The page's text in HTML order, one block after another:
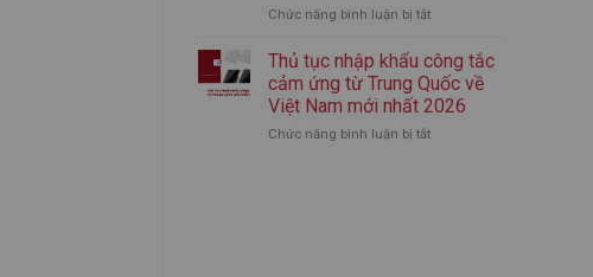
nhất
khẩu
giữ
nhiệt
chính
ngạch
từ
Chức năng bình luận bị tắtở
tục
nhập
khẩu
áo
quần
Thủ tục nhập khẩu công tắc
cảm ứng từ Trung Quốc về
Việt Nam mới nhất 2026
Chức năng bình luận bị tắtở